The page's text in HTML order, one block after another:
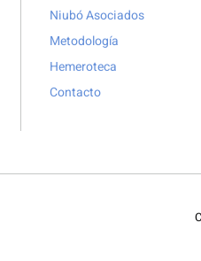
Niubó Asociados
Metodología
Hemeroteca
Contacto